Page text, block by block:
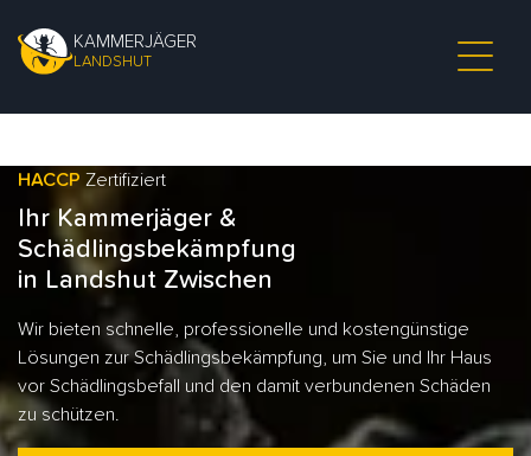
KAMMERJÄGER
LANDSHUT
HACCP Zertifiziert
Ihr Kammerjäger &
Schädlingsbekämpfung
in Landshut Zwischen
Wir bieten schnelle, professionelle und kostengünstige
Lösungen zur Schädlingsbekämpfung, um Sie und Ihr Haus
vor Schädlingsbefall und den damit verbundenen Schäden
zu schützen.